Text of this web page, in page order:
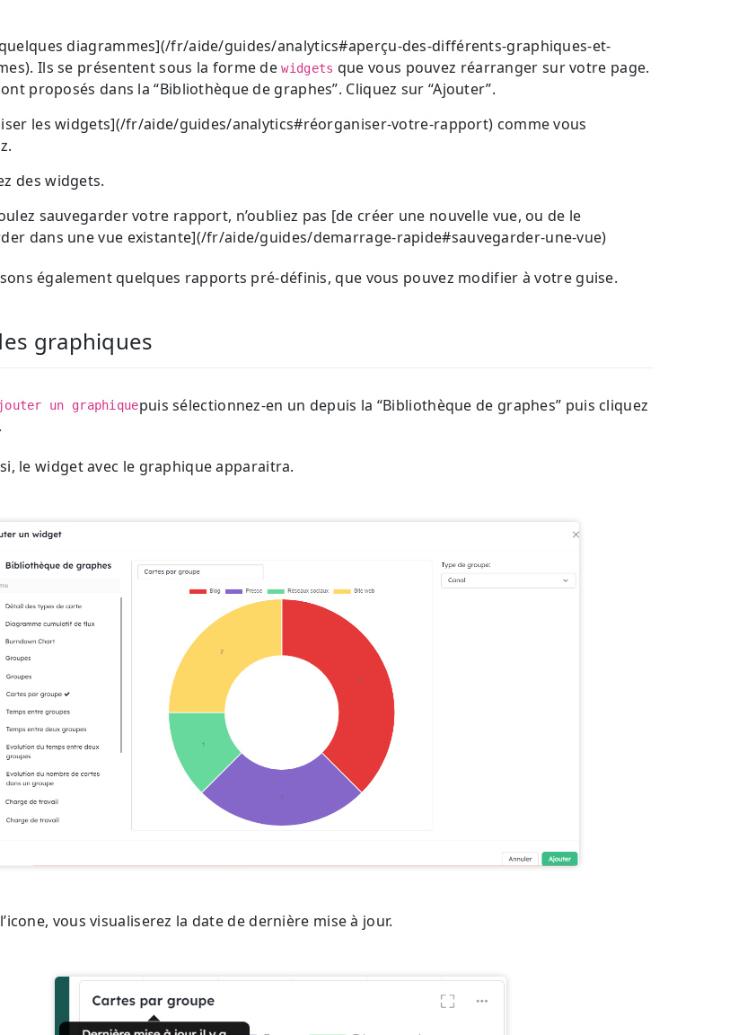
diagrammes](/fr/aide/guides/analytics#aperçu-des-différents-graphiques-et-
Ils se présentent sous la forme dewidgets que vous pouvez réarranger sur votre page.
proposés dans la “Bibliothèque de graphes”. Cliquez sur “Ajouter”.
les widgets](/fr/aide/guides/analytics#réorganiser-votre-rapport) comme vous
des widgets.
sauvegarder votre rapport, n’oubliez pas [de créer une nouvelle vue, ou de le
dans une vue existante](/fr/aide/guides/demarrage-rapide#sauvegarder-une-vue)
également quelques rapports pré-définis, que vous pouvez modifier à votre guise.
graphiques
un graphiquepuis sélectionnez-en un depuis la “Bibliothèque de graphes” puis cliquez
le widget avec le graphique apparaitra.
vous visualiserez la date de dernière mise à jour.